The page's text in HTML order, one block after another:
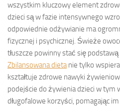
wszystkim kluczowy element
dzieci są w fazie intensywnego
odpowiednie odżywianie ma
fizycznej i psychicznej. Świeże
tłuszcze powinny stać się
Zbilansowana dietanie tylko
kształtuje zdrowe nawyki
podejście do żywienia dzieci w tym
długofalowe korzyści, pomagając